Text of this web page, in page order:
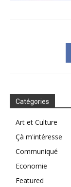
Catégories
Art et Culture
Çà m'intéresse
Communiqué
Economie
Featured